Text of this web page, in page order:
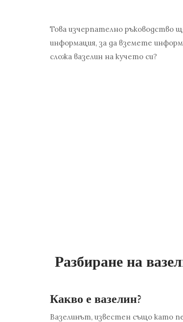
Това изчерпателно ръководство
информация, за да вземете
сложа вазелин на кучето си?
Разбиране на
Какво е вазелин?
Вазелинът, известен също като